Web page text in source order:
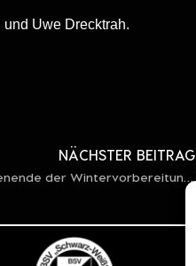
Uwe Drecktrah.
NÄCHSTER BEITRAG
Das erste Trainingswochenende der Wintervorbereitung des BSV stand an!